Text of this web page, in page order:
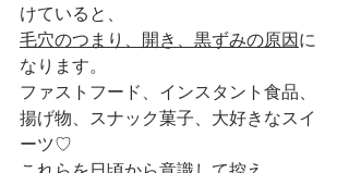
けていると、
毛穴のつまり、開き、黒ずみの原因 に
なります。
ファストフード、インスタント食品、
揚げ物、スナック菓子、大好きなスイ
ーツ♡